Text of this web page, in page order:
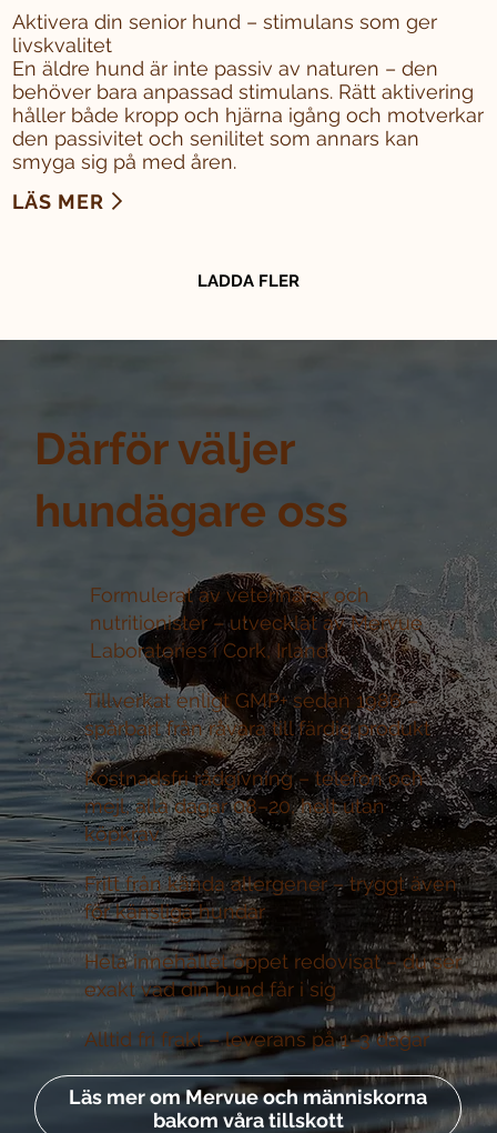
Därför väljer
hundägare oss
Formulerat av veterinärer och
nutritionister –utvecklat av Mervue
Laboratories i Cork, Irland
Tillverkat enligt GMP+ sedan 1986 –
spårbart från råvara till färdig produkt
Kostnadsfri rådgivning –telefon och
mejl, alla dagar 08–20, helt utan
köpkrav
Läs mer om Mervue och människorna
bakom våra tillskott
Fritt från kända allergener –tryggt även
för känsliga hundar
Hela innehållet öppet redovisat –du ser
exakt vad din hund får i sig
Alltid fri frakt –leverans på 1–3 dagar
Aktivera din senior hund – stimulans som ger
livskvalitet
En äldre hund är inte passiv av naturen – den
behöver bara anpassad stimulans. Rätt aktivering
håller både kropp och hjärna igång och motverkar
den passivitet och senilitet som annars kan
smyga sig på med åren.
LÄS MER
LADDA FLER